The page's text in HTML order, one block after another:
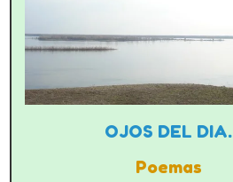
OJOS DEL DIA.
Poemas